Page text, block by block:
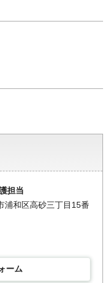
担当
浦和区高砂三丁目15番
ーム